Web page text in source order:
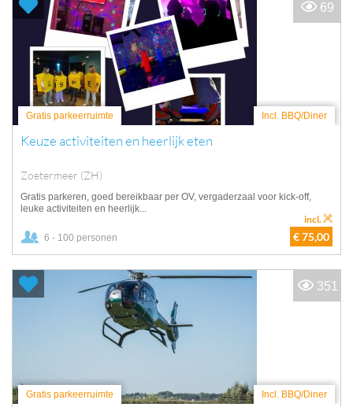
Gratis parkeerruimte Incl. BBQ/Diner
Keuze activiteiten en heerlijk eten
Zoetermeer (ZH)
Gratis parkeren, goed bereikbaar per OV, vergaderzaal voor kick-off,
leuke activiteiten en heerlijk...
6 - 100 personen € 75,00
incl.
69
Gratis parkeerruimte Incl. BBQ/Diner
351